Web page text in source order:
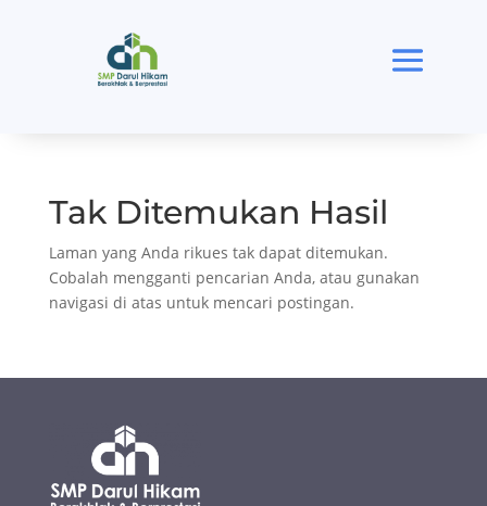
Tak Ditemukan Hasil
Laman yang Anda rikues tak dapat ditemukan.
Cobalah mengganti pencarian Anda, atau gunakan
navigasi di atas untuk mencari postingan.